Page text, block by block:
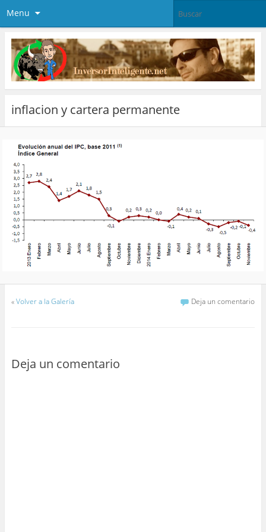
Menu
inflacion y cartera permanente
«Volver a la Galería Deja un comentario
Deja un comentario